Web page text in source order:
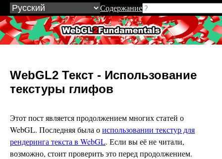
Содержание
WebGL2Fundamentals.org
WebGL2 Текст - Использование
текстуры глифов
Этот пост является продолжением многих статей о
WebGL. Последняя была оиспользовании текстур для
рендеринга текста в WebGL. Если вы её не читали,
возможно, стоит проверить это перед продолжением.